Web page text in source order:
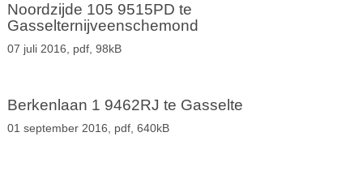
Noordzijde 105 9515PD te
Gasselternijveenschemond
07 juli 2016, pdf, 98kB
Berkenlaan 1 9462RJ te Gasselte
01 september 2016, pdf, 640kB